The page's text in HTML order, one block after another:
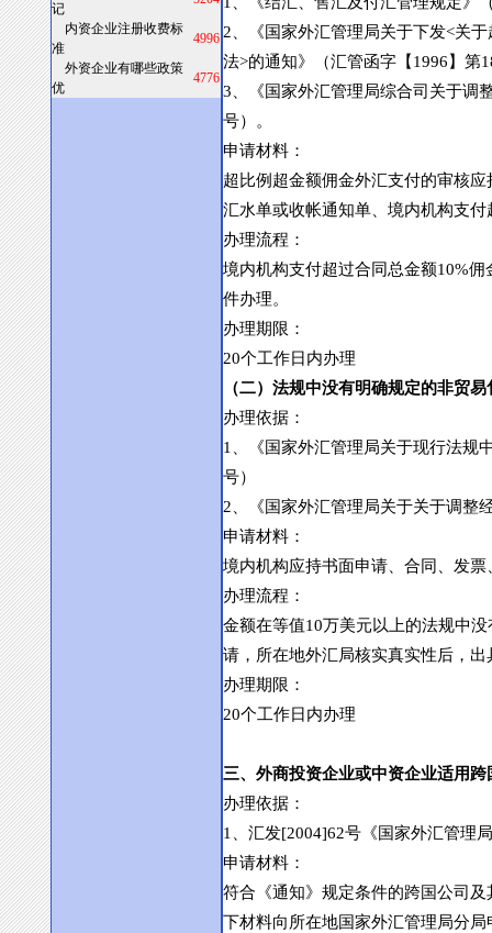
记
内资企业注册收费标
准
4996
外资企业有哪些政策
优
4776
2 、《国家外汇管理局关于下发<关于
法>的通知》（汇管函字【 1996 】第
3 、《国家外汇管理局综合司关于
号）。
申请材料：
超比例超金额佣金外汇支付的审核
汇水单或收帐通知单、境内机构支
办理流程：
境内机构支付超过合同总金额10%佣
件办理。
办理期限：
20个工作日内办理
（二）法规中没有明确规定的非贸
办理依据：
1
、《国家外汇管理局关于现行法
号）
2 、《国家外汇管理局关于关于调
申请材料：
境内机构应持书面申请、合同、发
办理流程：
金额在等值10万美元以上的法规中
请，所在地外汇局核实真实性后，
办理期限：
20个工作日内办理
三、外商投资企业或中资企业适用
办理依据：
1
、汇发[2004]62号《国家外汇管理
申请材料：
符合《通知》规定条件的跨国公司
下材料向所在地国家外汇管理局分局